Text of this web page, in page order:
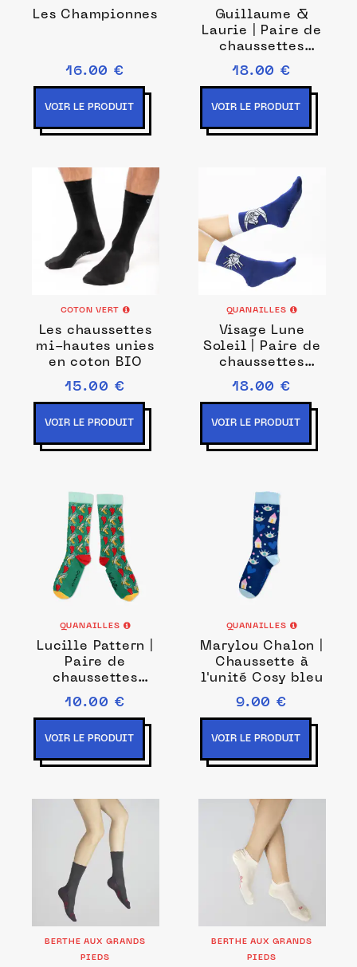
Les Championnes
16.00 €
VOIR LE PRODUIT
Guillaume &
Laurie | Paire de
chaussettes
dépareillées
Abstract rouge et
18.00 €
VOIR LE PRODUIT
COTON VERT
Les chaussettes
mi-hautes unies
en coton BIO
15.00 €
VOIR LE PRODUIT
QUANAILLES
Visage Lune
Soleil | Paire de
chaussettes
dépareillées
18.00 €
VOIR LE PRODUIT
QUANAILLES
Lucille Pattern |
Paire de
chaussettes
Banane - Piment
10.00 €
VOIR LE PRODUIT
QUANAILLES
Marylou Chalon |
Chaussette à
l'unité Cosy bleu
9.00 €
VOIR LE PRODUIT
BERTHE AUX GRANDS
PIEDS
BERTHE AUX GRANDS
PIEDS